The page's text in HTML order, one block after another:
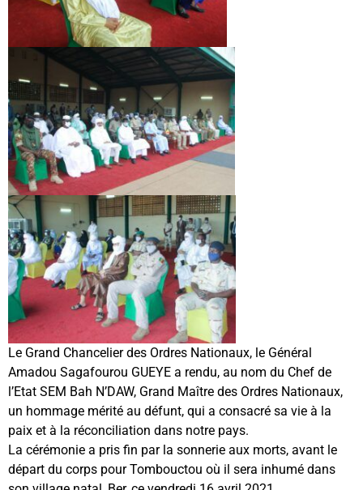
Le Grand Chancelier des Ordres Nationaux, le Général
Amadou Sagafourou GUEYE a rendu, au nom du Chef de
l’Etat SEM Bah N’DAW, Grand Maître des Ordres Nationaux,
un hommage mérité au défunt, qui a consacré sa vie à la
paix et à la réconciliation dans notre pays.
La cérémonie a pris fin par la sonnerie aux morts, avant le
départ du corps pour Tombouctou où il sera inhumé dans